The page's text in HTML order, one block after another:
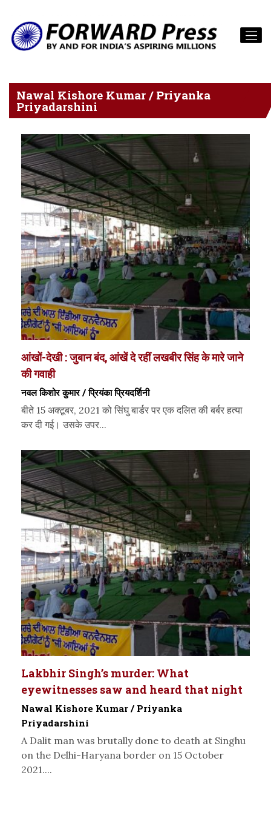
Nawal Kishore Kumar / Priyanka
Priyadarshini
आंखों-देखी : जुबान बंद, आंखें दे रहीं लखबीर सिंह के मारे जाने
की गवाही
नवल किशोर कुमार / प्रियंका प्रियदर्शिनी
बीते 15 अक्टूबर, 2021 को सिंघु बार्डर पर एक दलित की बर्बर हत्या
कर दी गई। उसके उपर...
Lakbhir Singh’s murder: What
eyewitnesses saw and heard that night
Nawal Kishore Kumar / Priyanka
Priyadarshini
A Dalit man was brutally done to death at Singhu
on the Delhi-Haryana border on 15 October
2021....